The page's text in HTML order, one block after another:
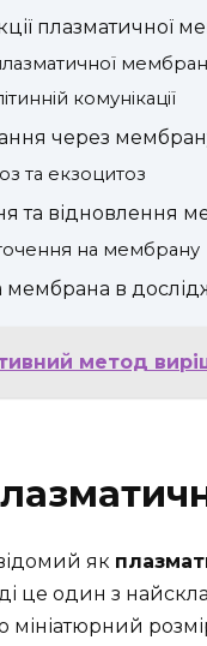
плазматичної
комунікації
через
та екзоцитоз
та відновлення
на мембрану
мембрана в
метод
як
це один з